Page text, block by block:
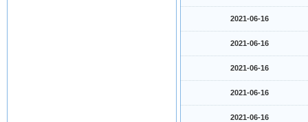
2021-06-16
2021-06-16
2021-06-16
2021-06-16
2021-06-16